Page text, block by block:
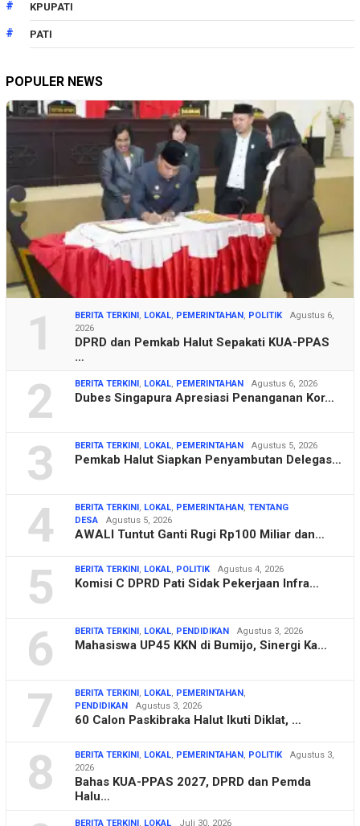
KPUPATI
PATI
POPULER NEWS
1 BERITA TERKINI, LOKAL, PEMERINTAHAN, POLITIK
Agustus 6,
2026
DPRD dan Pemkab Halut Sepakati KUA-PPAS
…
2 BERITA TERKINI, LOKAL, PEMERINTAHAN Agustus 6, 2026
Dubes Singapura Apresiasi Penanganan Kor…
3 BERITA TERKINI, LOKAL, PEMERINTAHAN Agustus 5, 2026
Pemkab Halut Siapkan Penyambutan Delegas…
4 BERITA TERKINI, LOKAL, PEMERINTAHAN, TENTANG
DESA
Agustus 5, 2026
AWALI Tuntut Ganti Rugi Rp100 Miliar dan…
5 BERITA TERKINI, LOKAL, POLITIK Agustus 4, 2026
Komisi C DPRD Pati Sidak Pekerjaan Infra…
6 BERITA TERKINI, LOKAL, PENDIDIKAN Agustus 3, 2026
Mahasiswa UP45 KKN di Bumijo, Sinergi Ka…
7 BERITA TERKINI, LOKAL, PEMERINTAHAN,
PENDIDIKAN
Agustus 3, 2026
60 Calon Paskibraka Halut Ikuti Diklat, …
8 BERITA TERKINI, LOKAL, PEMERINTAHAN, POLITIK
Agustus 3,
2026
Bahas KUA-PPAS 2027, DPRD dan Pemda
Halu…
BERITA TERKINI, LOKAL Juli 30, 2026